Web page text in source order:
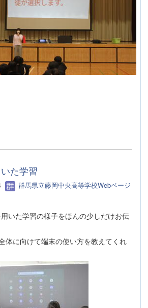
た学習
群馬県立藤岡中央高等学校Webページ
いた学習の様子をほんの少しだけお伝
体に向けて端末の使い方を教えてくれ